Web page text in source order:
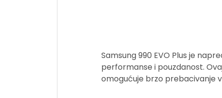
Samsung 990 EVO Plus je
performanse i pouzdanost.
omogućuje brzo prebacivanje